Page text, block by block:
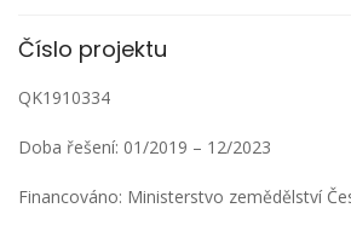
Číslo projektu
QK1910334
Doba řešení: 01/2019 – 12/2023
Financováno: Ministerstvo zemědělství